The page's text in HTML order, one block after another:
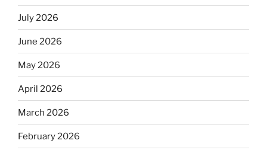
July 2026
June 2026
May 2026
April 2026
March 2026
February 2026